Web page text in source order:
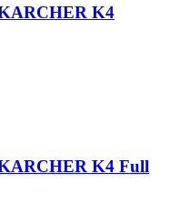
K4
K4 Full